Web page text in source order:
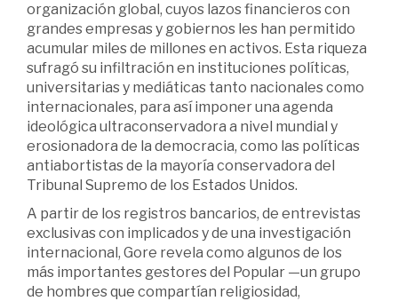
organización global, cuyos lazos financieros con
grandes empresas y gobiernos les han permitido
acumular miles de millones en activos. Esta riqueza
sufragó su infiltración en instituciones políticas,
universitarias y mediáticas tanto nacionales como
internacionales, para así imponer una agenda
ideológica ultraconservadora a nivel mundial y
erosionadora de la democracia, como las políticas
antiabortistas de la mayoría conservadora del
Tribunal Supremo de los Estados Unidos.
A partir de los registros bancarios, de entrevistas
exclusivas con implicados y de una investigación
internacional, Gore revela como algunos de los
más importantes gestores del Popular —un grupo
de hombres que compartían religiosidad,